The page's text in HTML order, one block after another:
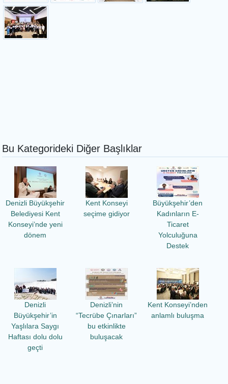
Bu Kategorideki Diğer Başlıklar
Denizli Büyükşehir
Belediyesi Kent
Konseyi’nde yeni
dönem
Kent Konseyi
seçime gidiyor
Büyükşehir’den
Kadınların E-
Ticaret
Yolculuğuna
Destek
Denizli
Büyükşehir’in
Yaşlılara Saygı
Haftası dolu dolu
geçti
Denizli’nin
“Tecrübe Çınarları”
bu etkinlikte
buluşacak
Kent Konseyi’nden
anlamlı buluşma